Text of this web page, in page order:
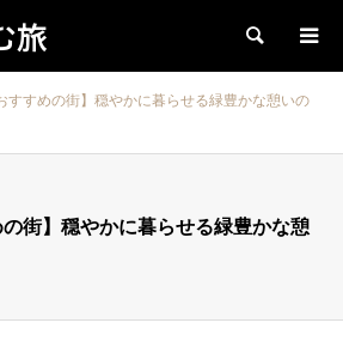
旅 検索
すすめの街】穏やかに暮らせる緑豊かな憩いの
の街】穏やかに暮らせる緑豊かな憩